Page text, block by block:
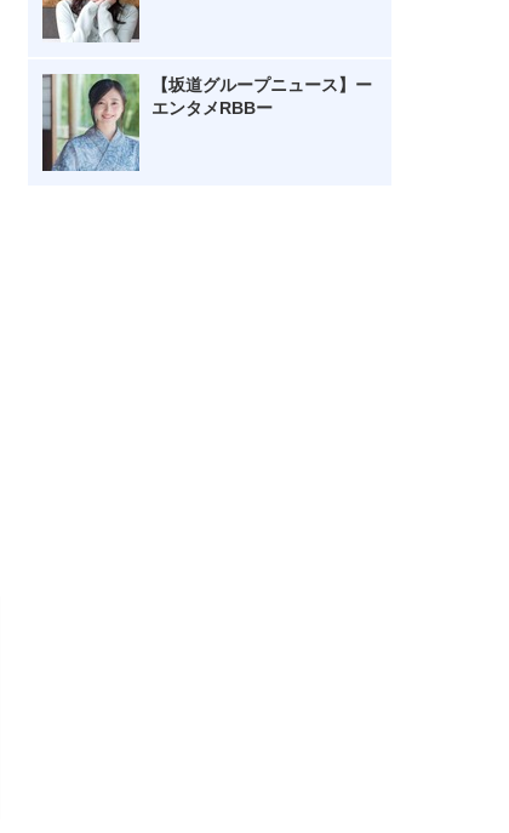
【坂道グループニュース】ー
エンタメRBBー